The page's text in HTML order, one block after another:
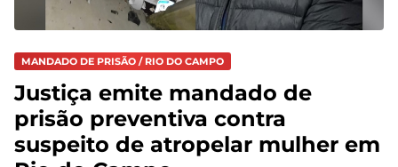
MANDADO DE PRISÃO / RIO DO CAMPO
Justiça emite mandado de
prisão preventiva contra
suspeito de atropelar mulher em